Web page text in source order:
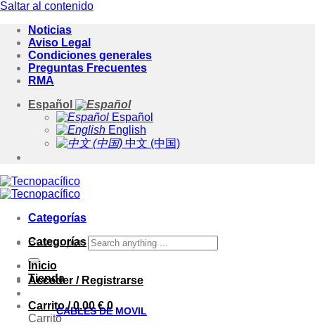
Saltar al contenido
Noticias
Aviso Legal
Condiciones generales
Preguntas Frecuentes
RMA
Español
Español
English
中文 (中国)
Categorías
Buscar por:
Acceder / Registrarse
Carrito /0.00€ 0
Carrito
Categorías
Inicio
Tienda
CABLES DE MOVIL